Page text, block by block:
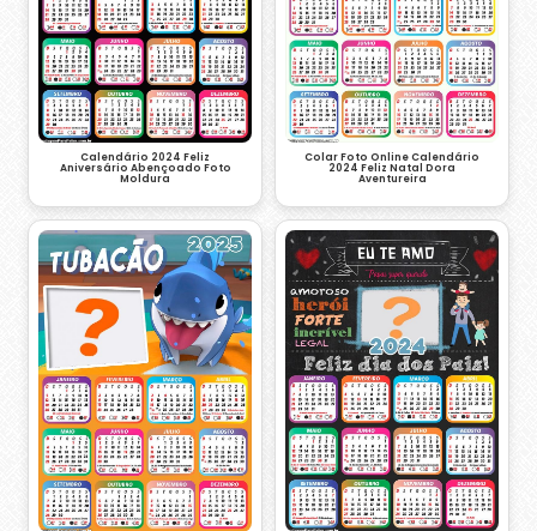
Calendário 2024 Feliz
Aniversário Abençoado Foto
Moldura
Colar Foto Online Calendário
2024 Feliz Natal Dora
Aventureira